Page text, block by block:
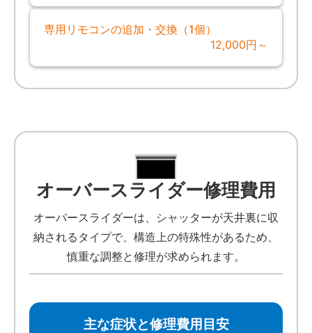
専用リモコンの追加・交換（1個）
12,000円～
オーバースライダー修理費用
オーバースライダーは、シャッターが天井裏に収
納されるタイプで、構造上の特殊性があるため、
慎重な調整と修理が求められます。
主な症状と修理費用目安